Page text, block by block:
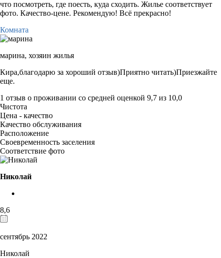
что посмотреть, где поесть, куда сходить. Жилье соответствует
фото. Качество-цене. Рекомендую! Всё прекрасно!
Комната
марина, хозяин жилья
Кира,благодарю за хороший отзыв)Приятно читать)Приезжайте
еще.
1 отзыв о проживании со средней оценкой 9,7 из 10,0
Чистота
Цена - качество
Качество обслуживания
Расположение
Своевременность заселения
Соответствие фото
Николай
8,6
сентябрь 2022
Николай